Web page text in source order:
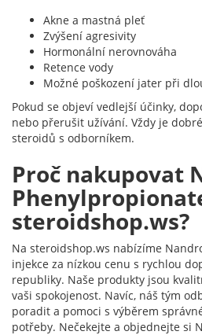
Akne a mastná pleť
Zvýšení agresivity
Hormonální nerovnováha
Retence vody
Možné poškození jater při
Pokud se objeví vedlejší účinky,
nebo přerušit užívání. Vždy je
steroidů s odborníkem.
Proč nakupovat
steroidshop.ws?
Na steroidshop.ws nabízíme
injekce za nízkou cenu s rychlou
republiky. Naše produkty jsou
vaši spokojenost. Navíc, náš tým
poradit a pomoci s výběrem
potřeby. Nečekejte a objednejte si